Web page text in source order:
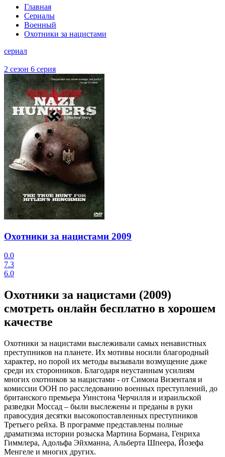
Главная
Сериалы
Военный
Охотники за нацистами
сериал
2 сезон 6 серия
Охотники за нацистами 2009
0.0
7.3
6.0
Охотники за нацистами (2009)
смотреть онлайн бесплатно в хорошем
качестве
Охотники за нацистами выслеживали самых ненавистных
преступников на планете. Их мотивы носили благородный
характер, но порой их методы вызывали возмущение даже
среди их сторонников. Благодаря неустанным усилиям
многих охотников за нацистами - от Симона Визенталя и
комиссии ООН по расследованию военных преступлений, до
британского премьера Уинстона Черчилля и израильской
разведки Моссад – были выслежены и преданы в руки
правосудия десятки высокопоставленных преступников
Третьего рейха. В программе представлены полные
драматизма истории розыска Мартина Бормана, Генриха
Гиммлера, Адольфа Эйхманна, Альберта Шпеера, Йозефа
Менгеле и многих других.